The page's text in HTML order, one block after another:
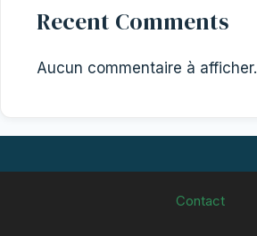
Recent Comments
Aucun commentaire à afficher.
Contact